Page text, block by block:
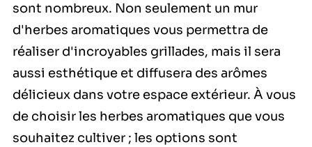
sont nombreux. Non seulement un mur
d'herbes aromatiques vous permettra de
réaliser d'incroyables grillades, mais il sera
aussi esthétique et diffusera des arômes
délicieux dans votre espace extérieur. À vous
de choisir les herbes aromatiques que vous
souhaitez cultiver ; les options sont